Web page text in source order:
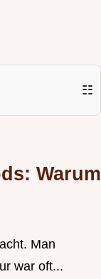
☷
Warum
Man
war oft...